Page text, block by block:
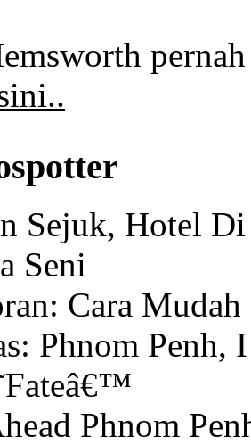
Sejuk, Hotel
Seni
Cara
Phnom
Phnom